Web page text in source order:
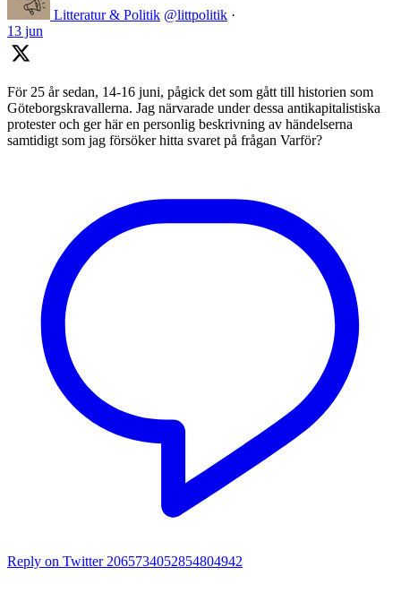
Litteratur & Politik @littpolitik ·
13 jun
För 25 år sedan, 14-16 juni, pågick det som gått till historien som
Göteborgskravallerna. Jag närvarade under dessa antikapitalistiska
protester och ger här en personlig beskrivning av händelserna
samtidigt som jag försöker hitta svaret på frågan Varför?
Reply on Twitter 2065734052854804942